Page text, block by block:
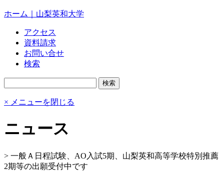
ホーム｜山梨英和大学
アクセス
資料請求
お問い合せ
検索
× メニューを閉じる
ニュース
> 一般Ａ日程試験、AO入試5期、山梨英和高等学校特別推薦
2期等の出願受付中です